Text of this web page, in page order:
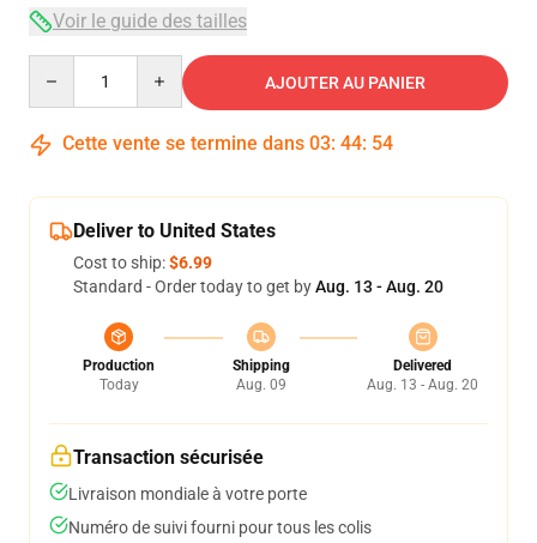
Voir le guide des tailles
AJOUTER AU PANIER
Cette vente se termine dans 03: 44: 53
Deliver to United States
Cost to ship:$6.99
Standard - Order today to get byAug. 13 - Aug. 20
Production
Today
Shipping
Aug. 09
Delivered
Aug. 13 - Aug. 20
Transaction sécurisée
Livraison mondiale à votre porte
Numéro de suivi fourni pour tous les colis